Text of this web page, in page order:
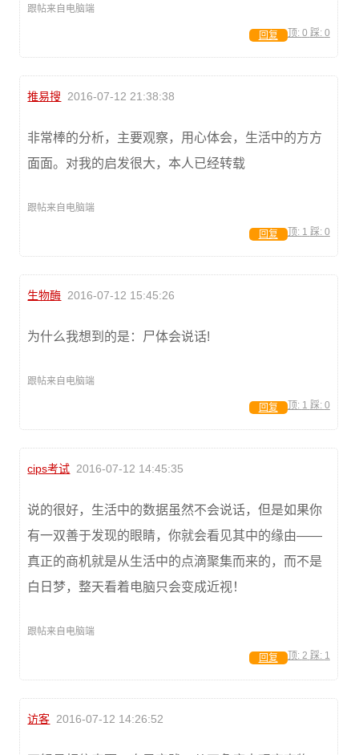
跟帖来自电脑端
顶: 0 踩: 0
回复
推易搜 2016-07-12 21:38:38
非常棒的分析，主要观察，用心体会，生活中的方方
面面。对我的启发很大，本人已经转载
跟帖来自电脑端
顶: 1 踩: 0
回复
生物酶 2016-07-12 15:45:26
为什么我想到的是：尸体会说话!
跟帖来自电脑端
顶: 1 踩: 0
回复
cips考试 2016-07-12 14:45:35
说的很好，生活中的数据虽然不会说话，但是如果你
有一双善于发现的眼睛，你就会看见其中的缘由——
真正的商机就是从生活中的点滴聚集而来的，而不是
白日梦，整天看着电脑只会变成近视！
跟帖来自电脑端
顶: 2 踩: 1
回复
访客 2016-07-12 14:26:52